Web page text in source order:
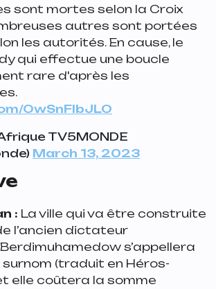
sont mortes selon la Croix
autres sont portées
les autorités. En cause, le
qui effectue une boucle
rare d'après les
OwSnFlbJLO
TV5MONDE
March 13, 2023
: La ville qui va être construite
l’ancien dictateur
s’appellera
(traduit en Héros-
elle coûtera la somme